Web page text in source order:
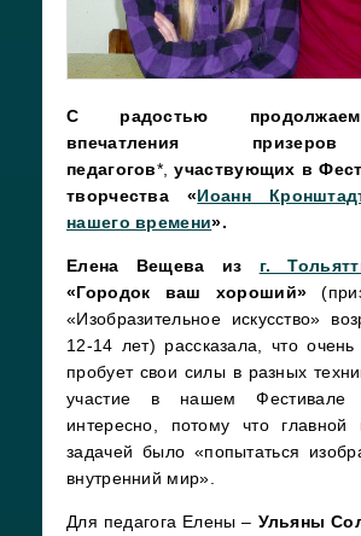
С радостью продолжаем
впечатления
педагогов*, участвующих в
творчества «Иоанн
нашего времени».
Елена Вещева из г.
«Городок ваш хороший»
«Изобразительное искусство»
12-14 лет) рассказала, что
пробует свои силы в разных
участие в нашем
интересно, потому что
задачей было «попытаться
внутренний мир».
Для педагога Елены – Ульяны